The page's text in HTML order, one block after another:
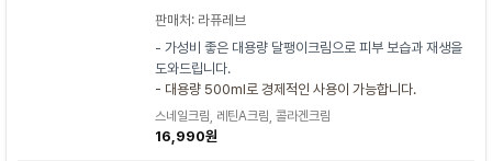
판매처: 라퓨레브
- 가성비 좋은 대용량 달팽이크림으로 피부 보습과 재생을
도와드립니다.
- 대용량 500ml로 경제적인 사용이 가능합니다.
스네일크림, 레틴A크림, 콜라겐크림
16,990원